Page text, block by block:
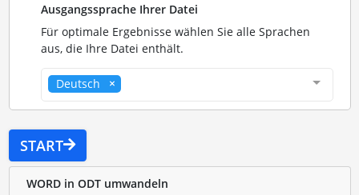
Ausgangssprache Ihrer Datei
Für optimale Ergebnisse wählen Sie alle Sprachen
aus, die Ihre Datei enthält.
Deutsch
START
WORD in ODT umwandeln